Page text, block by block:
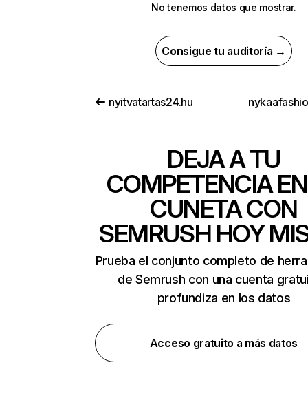
No tenemos datos que mostrar.
Consigue tu auditoría →
nyitvatartas24.hu
DEJA A TU
COMPETENCIA
CUNETA CON
SEMRUSH HOY
Prueba el conjunto completo de
de Semrush con una cuenta
profundiza en los datos
Acceso gratuito a más datos